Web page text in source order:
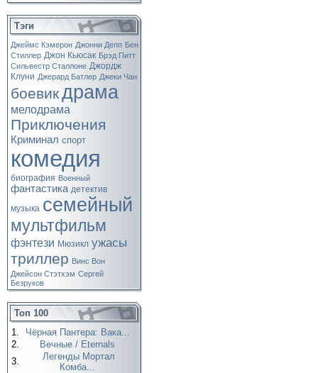
Тэги
Джеймс Кэмерон Джонни Депп Бен
Стиллер Джон Кьюсак Брэд Питт
Сильвестр Сталлоне Джордж
Клуни Джерард Батлер Джеки Чан
боевикдрама
мелодрама
Приключения
Криминал спорт
комедия
биография Военный
фантастика детектив
музыка семейный
мультфильм
фэнтези Мюзикл ужасы
триллер Винс Вон
Джейсон Стэтхэм Сергей
Безруков
Топ 100
1.
Чёрная Пантера: Вака...
2.
Вечные / Eternals
3.
Легенды Мортал
Комба...